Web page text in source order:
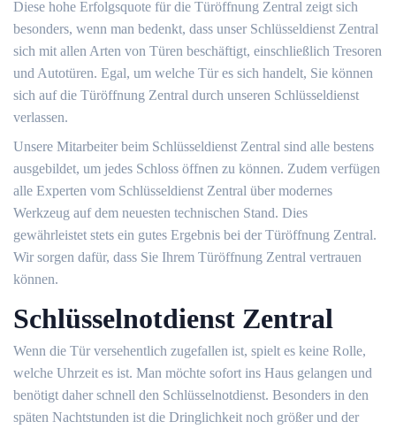
Diese hohe Erfolgsquote für die Türöffnung Zentral zeigt sich
besonders, wenn man bedenkt, dass unser Schlüsseldienst Zentral
sich mit allen Arten von Türen beschäftigt, einschließlich Tresoren
und Autotüren. Egal, um welche Tür es sich handelt, Sie können
sich auf die Türöffnung Zentral durch unseren Schlüsseldienst
verlassen.
Unsere Mitarbeiter beim Schlüsseldienst Zentral sind alle bestens
ausgebildet, um jedes Schloss öffnen zu können. Zudem verfügen
alle Experten vom Schlüsseldienst Zentral über modernes
Werkzeug auf dem neuesten technischen Stand. Dies
gewährleistet stets ein gutes Ergebnis bei der Türöffnung Zentral.
Wir sorgen dafür, dass Sie Ihrem Türöffnung Zentral vertrauen
können.
Schlüsselnotdienst Zentral
Wenn die Tür versehentlich zugefallen ist, spielt es keine Rolle,
welche Uhrzeit es ist. Man möchte sofort ins Haus gelangen und
benötigt daher schnell den Schlüsselnotdienst. Besonders in den
späten Nachtstunden ist die Dringlichkeit noch größer und der